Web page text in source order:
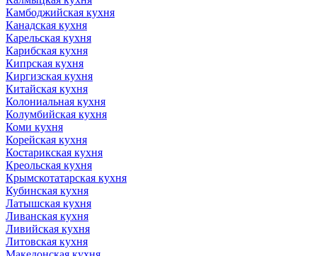
Камбоджийская кухня
Канадская кухня
Карельская кухня
Карибская кухня
Кипрская кухня
Киргизская кухня
Китайская кухня
Колониальная кухня
Колумбийская кухня
Коми кухня
Корейская кухня
Костарикская кухня
Креольская кухня
Крымскотатарская кухня
Кубинская кухня
Латышская кухня
Ливанская кухня
Ливийская кухня
Литовская кухня